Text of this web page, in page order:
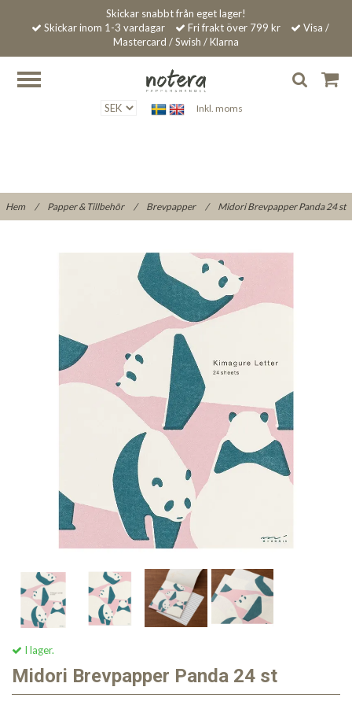
Skickar snabbt från eget lager!
Skickar inom 1-3 vardagar
Fri frakt över 799 kr
Visa /
Mastercard / Swish / Klarna
Inkl. moms
Hem / Papper & Tillbehör / Brevpapper / Midori Brevpapper Panda 24 st
I lager.
Midori Brevpapper Panda 24 st